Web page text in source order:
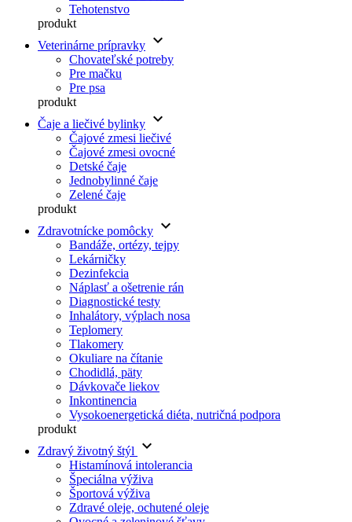
Tehotenstvo
produkt
Veterinárne prípravky keyboard_arrow_down
Chovateľské potreby
Pre mačku
Pre psa
produkt
Čaje a liečivé bylinky keyboard_arrow_down
Čajové zmesi liečivé
Čajové zmesi ovocné
Detské čaje
Jednobylinné čaje
Zelené čaje
produkt
Zdravotnícke pomôcky keyboard_arrow_down
Bandáže, ortézy, tejpy
Lekárničky
Dezinfekcia
Náplasť a ošetrenie rán
Diagnostické testy
Inhalátory, výplach nosa
Teplomery
Tlakomery
Okuliare na čítanie
Chodidlá, päty
Dávkovače liekov
Inkontinencia
Vysokoenergetická diéta, nutričná podpora
produkt
Zdravý životný štýl
keyboard_arrow_down
Histamínová intolerancia
Špeciálna výživa
Športová výživa
Zdravé oleje, ochutené oleje